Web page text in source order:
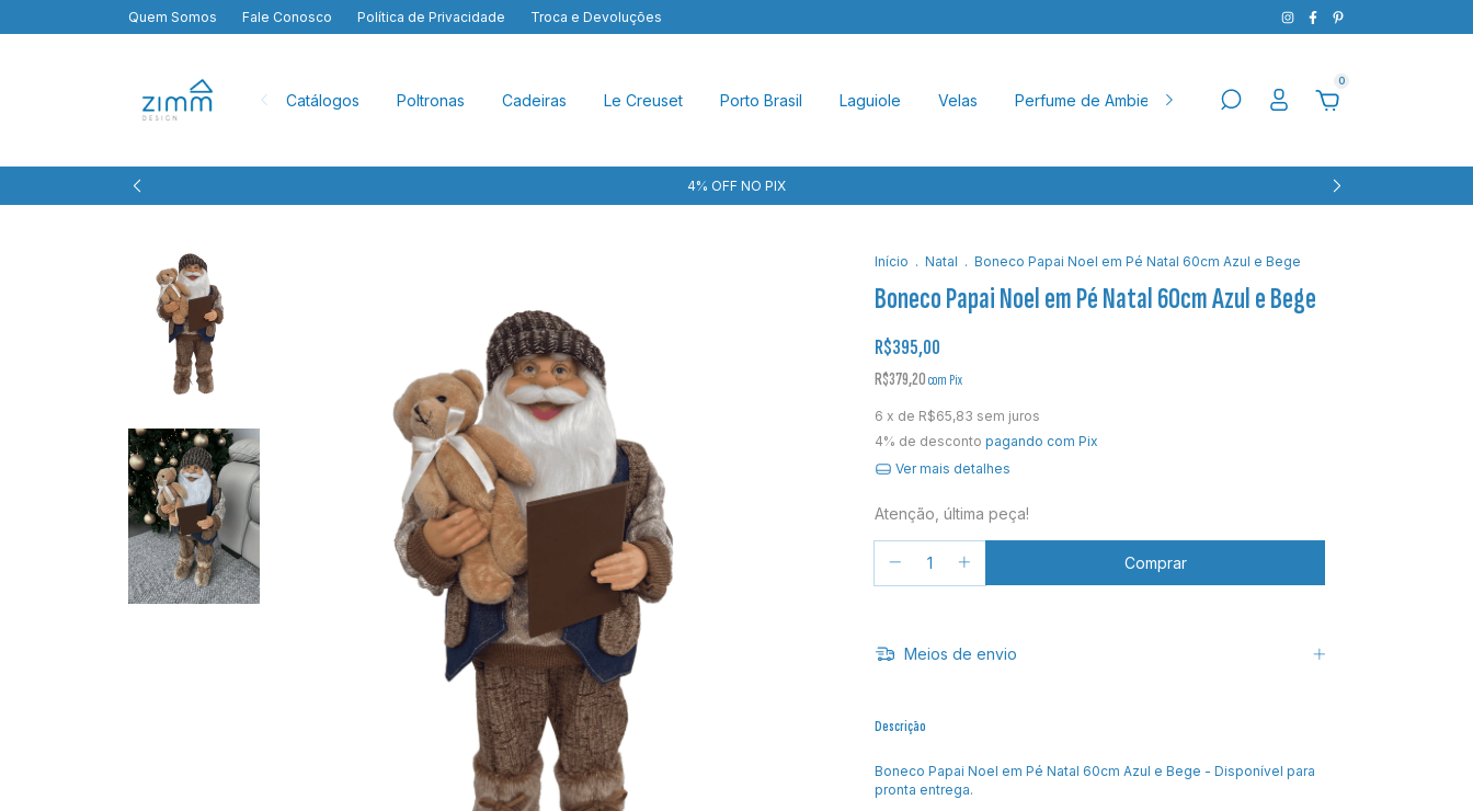
Quem Somos Fale Conosco Política de Privacidade Troca e Devoluções
Catálogos Poltronas Cadeiras Le Creuset Porto Brasil Laguiole Velas Perfume de Ambiente Natal Pet
0
4% OFF NO PIX
Início . Natal . Boneco Papai Noel em Pé Natal 60cm Azul e Bege
Boneco Papai Noel em Pé Natal 60cm Azul e Bege
R$395,00
R$379,20com Pix
6 x de R$65,83 sem juros
4% de desconto pagando com Pix
Ver mais detalhes
Atenção, última peça!
Meios de envio
Descrição
Boneco Papai Noel em Pé Natal 60cm Azul e Bege - Disponível para
pronta entrega.